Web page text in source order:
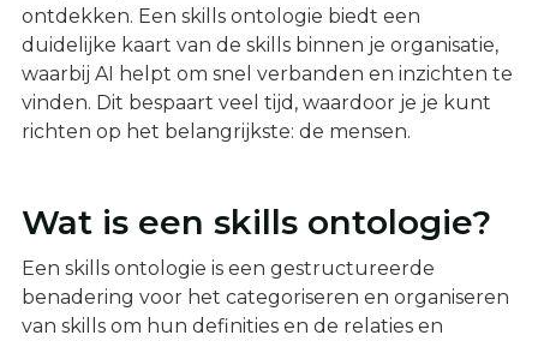
ontdekken. Een skills ontologie biedt een
duidelijke kaart van de skills binnen je organisatie,
waarbij AI helpt om snel verbanden en inzichten te
vinden. Dit bespaart veel tijd, waardoor je je kunt
richten op het belangrijkste: de mensen.
Wat is een skills ontologie?
Een skills ontologie is een gestructureerde
benadering voor het categoriseren en organiseren
van skills om hun definities en de relaties en